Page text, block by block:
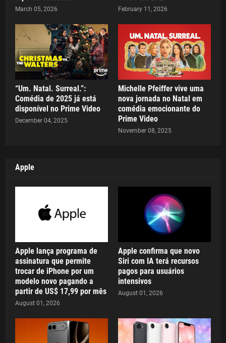
March 05, 2026 February 11, 2026
“Um. Natal. Surreal.”:
Comédia de 2025 já está
disponível no Prime Video
December 04, 2025
Michelle Pfeiffer vive uma
nova jornada no Natal em
comédia emocionante do
Prime Video
November 08, 2025
Apple
Apple lança programa de
assinatura que permite
trocar de iPhone por um
modelo novo pagando a
partir de US$ 17,99 por mês
August 01, 2026
Apple confirma que novo
Siri com IA terá recursos
pagos para usuários
intensivos
August 01, 2026